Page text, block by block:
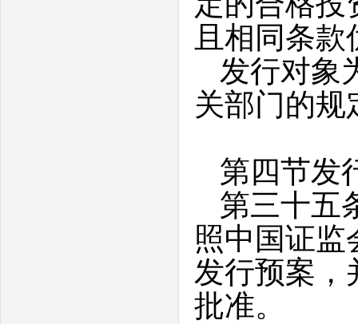
且相同条
发行对象
关部门的规
第四节发
第三十五
照中国证监
发行预案，
批准。